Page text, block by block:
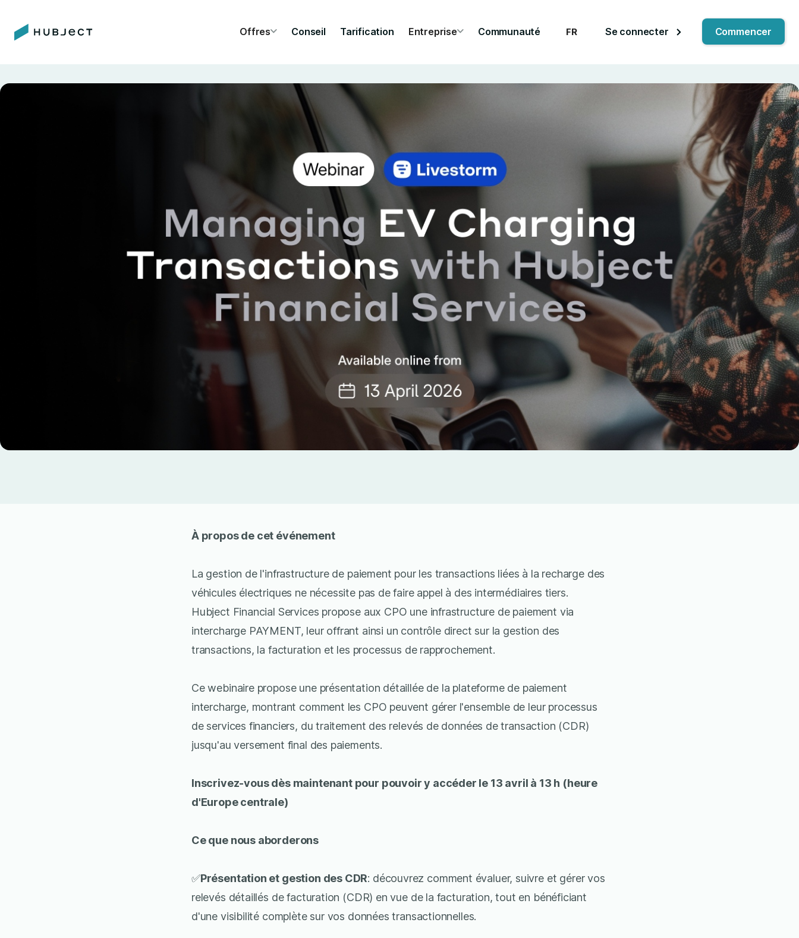
Offres Conseil Tarification Entreprise Communauté FR Se connecter Commencer
À propos de cet événement
La gestion de l'infrastructure de paiement pour les transactions liées à la recharge des
véhicules électriques ne nécessite pas de faire appel à des intermédiaires tiers.
Hubject Financial Services propose aux CPO une infrastructure de paiement via
intercharge PAYMENT, leur offrant ainsi un contrôle direct sur la gestion des
transactions, la facturation et les processus de rapprochement.
Ce webinaire propose une présentation détaillée de la plateforme de paiement
intercharge, montrant comment les CPO peuvent gérer l'ensemble de leur processus
de services financiers, du traitement des relevés de données de transaction (CDR)
jusqu'au versement final des paiements.
Inscrivez-vous dès maintenant pour pouvoir y accéder le 13 avril à 13 h (heure
d'Europe centrale)
Ce que nous aborderons
✅Présentation et gestion des CDR: découvrez comment évaluer, suivre et gérer vos
relevés détaillés de facturation (CDR) en vue de la facturation, tout en bénéficiant
d'une visibilité complète sur vos données transactionnelles.